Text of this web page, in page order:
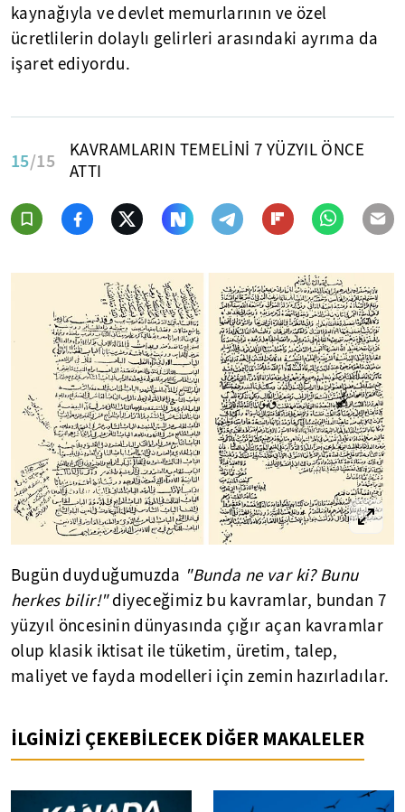
kaynağıyla ve devlet memurlarının ve özel
ücretlilerin dolaylı gelirleri arasındaki ayrıma da
işaret ediyordu.
15/15
KAVRAMLARIN TEMELİNİ 7 YÜZYIL ÖNCE
ATTI
Bugün duyduğumuzda "Bunda ne var ki? Bunu
herkes bilir!"diyeceğimiz bu kavramlar, bundan 7
yüzyıl öncesinin dünyasında çığır açan kavramlar
olup klasik iktisat ile tüketim, üretim, talep,
maliyet ve fayda modelleri için zemin hazırladılar.
İLGİNİZİ ÇEKEBİLECEK DİĞER MAKALELER